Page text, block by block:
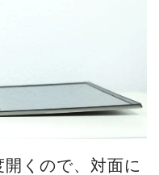
くので、対面に